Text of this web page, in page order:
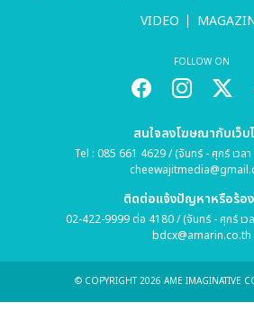
VIDEO
FOLLOW ON
สนใจลงโฆษณากับเว็บ
Tel : 085 661 4629 / (จันทร์ - ศุกร์ เวล
ติดต่อแจ้งปัญหาหรือร้อง
02-422-9999 ต่อ 4180 / (จันทร์ - ศุกร์ เว
bdcx@amarin.co.th
© COPYRIGHT 2026 AME IMAGINATIVE